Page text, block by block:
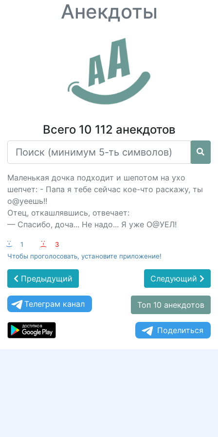
Анекдоты
Всего 10 112 анекдотов
Маленькая дочка подходит и шепотом на ухо
шепчет: - Папа я тебе сейчас кое-что раскажу, ты
о@уеешь!!
Отец, откашлявшись, отвечает:
— Спасибо, доча... Не надо... Я уже О@УЕЛ!
:-) 1 :-(
3
Чтобы проголосовать, установите приложение!
Предыдущий Следующий
Телеграм канал Топ 10 анекдотов
Поделиться